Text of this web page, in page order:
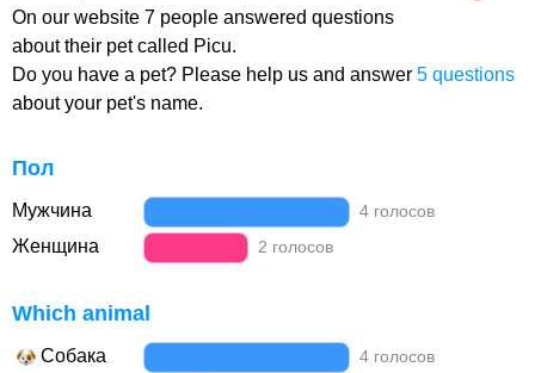
On our website 7 people answered questions
about their pet called Picu.
Do you have a pet? Please help us and answer 5 questions
about your pet's name.
Пол
Мужчина 4 голосов
Женщина 2 голосов
Which animal
Собака 4 голосов